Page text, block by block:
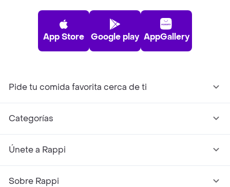
App Store Google play AppGallery
Pide tu comida favorita cerca de ti
Categorías
Únete a Rappi
Sobre Rappi